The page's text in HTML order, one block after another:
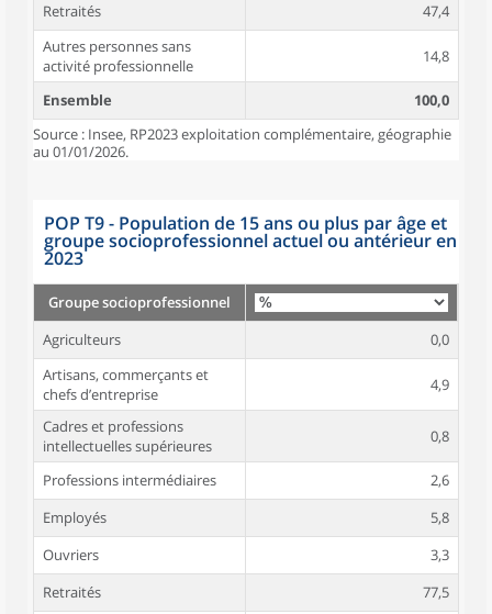
Retraités
47,4
Autres personnes sans
activité professionnelle
14,8
Ensemble
100,0
Source : Insee, RP2023 exploitation complémentaire, géographie
au 01/01/2026.
POP T9 - Population de 15 ans ou plus par âge et
groupe socioprofessionnel actuel ou antérieur en
2023
Groupe socioprofessionnel
Agriculteurs
0,0
Artisans, commerçants et
chefs d’entreprise
4,9
Cadres et professions
intellectuelles supérieures
0,8
Professions intermédiaires
2,6
Employés
5,8
Ouvriers
3,3
Retraités
77,5